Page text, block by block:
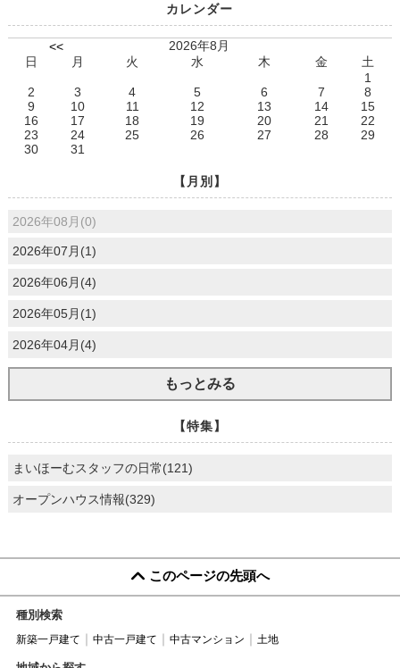
カレンダー
<<
2026年8月
日
月 火 水 木 金
土
1
2
3 4 5 6 7
8
9
10 11 12 13 14
15
16
17 18 19 20 21
22
23
24 25 26 27 28
29
30
31
【月別】
2026年08月(0)
2026年07月(1)
2026年06月(4)
2026年05月(1)
2026年04月(4)
もっとみる
【特集】
まいほーむスタッフの日常(121)
オープンハウス情報(329)
このページの先頭へ
種別検索
新築一戸建て 中古一戸建て 中古マンション 土地